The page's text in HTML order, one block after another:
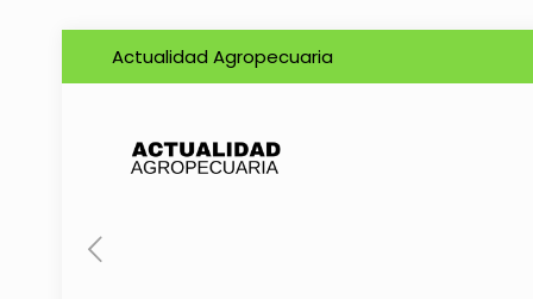
Actualidad Agropecuaria